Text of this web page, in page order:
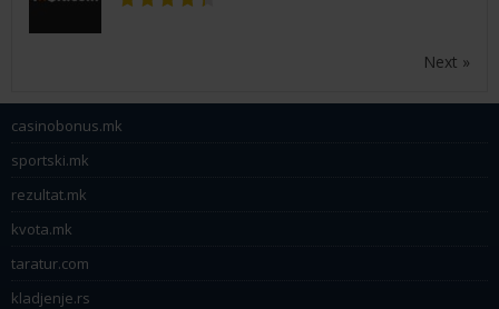
Next »
casinobonus.mk
sportski.mk
rezultat.mk
kvota.mk
taratur.com
kladjenje.rs